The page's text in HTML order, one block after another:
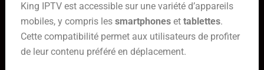
King IPTV est accessible sur une variété d’appareils
mobiles, y compris les smartphoneset tablettes.
Cette compatibilité permet aux utilisateurs de profiter
de leur contenu préféré en déplacement.